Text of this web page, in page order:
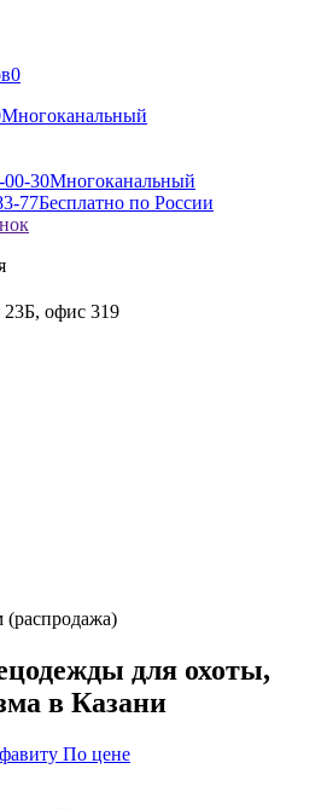
0
Многоканальный
00-30Многоканальный
77Бесплатно по России
23Б, офис 319
(распродажа)
для охоты,
в Казани
По цене